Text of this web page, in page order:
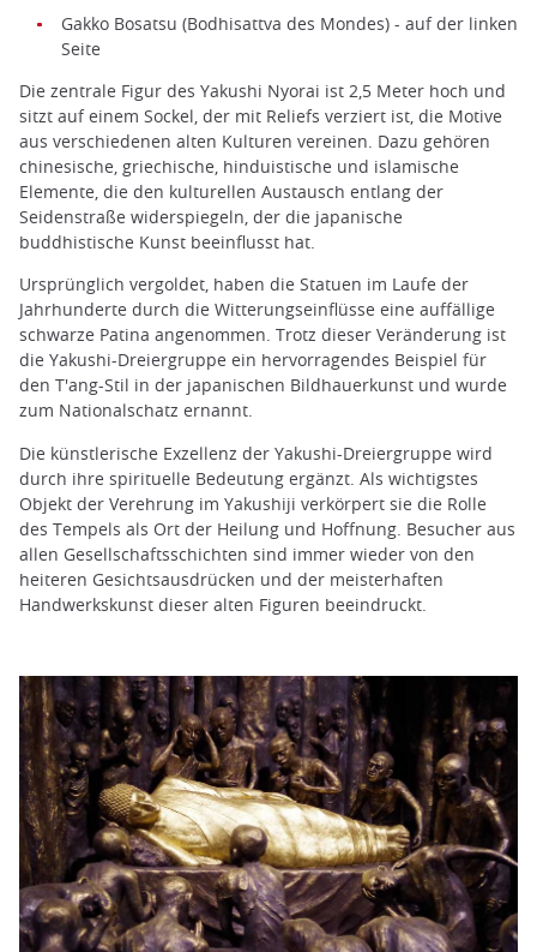
Gakko Bosatsu (Bodhisattva des Mondes) - auf der linken
Seite
Die zentrale Figur des Yakushi Nyorai ist 2,5 Meter hoch und
sitzt auf einem Sockel, der mit Reliefs verziert ist, die Motive
aus verschiedenen alten Kulturen vereinen. Dazu gehören
chinesische, griechische, hinduistische und islamische
Elemente, die den kulturellen Austausch entlang der
Seidenstraße widerspiegeln, der die japanische
buddhistische Kunst beeinflusst hat.
Ursprünglich vergoldet, haben die Statuen im Laufe der
Jahrhunderte durch die Witterungseinflüsse eine auffällige
schwarze Patina angenommen. Trotz dieser Veränderung ist
die Yakushi-Dreiergruppe ein hervorragendes Beispiel für
den T'ang-Stil in der japanischen Bildhauerkunst und wurde
zum Nationalschatz ernannt.
Die künstlerische Exzellenz der Yakushi-Dreiergruppe wird
durch ihre spirituelle Bedeutung ergänzt. Als wichtigstes
Objekt der Verehrung im Yakushiji verkörpert sie die Rolle
des Tempels als Ort der Heilung und Hoffnung. Besucher aus
allen Gesellschaftsschichten sind immer wieder von den
heiteren Gesichtsausdrücken und der meisterhaften
Handwerkskunst dieser alten Figuren beeindruckt.